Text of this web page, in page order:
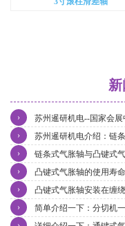
苏州暹研机电--国家会展
›
苏州暹研机电介绍：链
›
链条式气胀轴与凸键式
›
凸键式气胀轴的使用寿
›
凸键式气胀轴安装在缠
›
简单介绍一下：分切机
›